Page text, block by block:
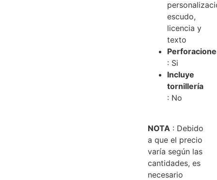
escudo,
licencia y
texto
: Si
Incluye
tornillería
: No
NOTA : Debido
a que el precio
varía según las
cantidades, es
necesario